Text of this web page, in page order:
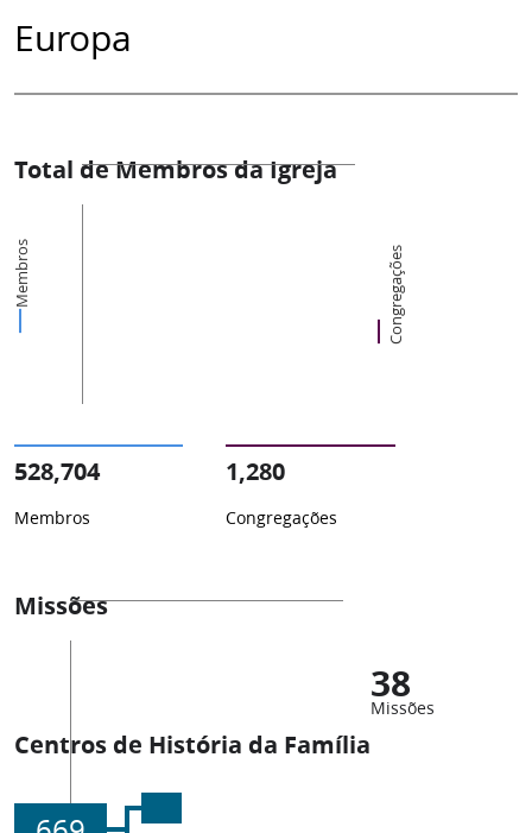
Europa
Total de Membros da Igreja
Membros Congregações
528,704
Membros
1,280
Congregações
Missões
38
Missões
Centros de História da Família